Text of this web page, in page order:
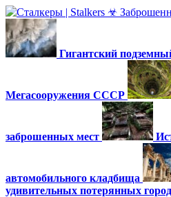
Гигантский
Мегасооружения СССР
заброшенных мест
автомобильного кладбища
удивительных потерянных